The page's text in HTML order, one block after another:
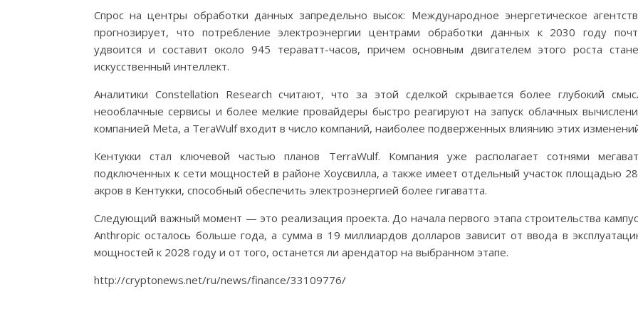
Спрос на центры обработки данных запредельно высок: Международное энергетическое
прогнозирует, что потребление электроэнергии центрами обработки данных к 2030 году
удвоится и составит около 945 тераватт-часов, причем основным двигателем этого роста
искусственный интеллект.
Аналитики Constellation Research считают, что за этой сделкой скрывается более глубокий
неооблачные сервисы и более мелкие провайдеры быстро реагируют на запуск облачных
компанией Meta, а TeraWulf входит в число компаний, наиболее подверженных влиянию этих
Кентукки стал ключевой частью планов TerraWulf. Компания уже располагает сотнями
подключенных к сети мощностей в районе Хоусвилла, а также имеет отдельный участок площадью
акров в Кентукки, способный обеспечить электроэнергией более гигаватта.
Следующий важный момент — это реализация проекта. До начала первого этапа строительства
Anthropic осталось больше года, а сумма в 19 миллиардов долларов зависит от ввода в
мощностей к 2028 году и от того, останется ли арендатор на выбранном этапе.
http://cryptonews.net/ru/news/finance/33109776/